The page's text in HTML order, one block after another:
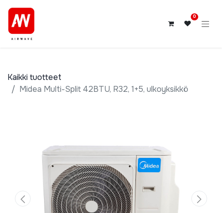
0
Kaikki tuotteet
Midea Multi-Split 42BTU, R32, 1+5, ulkoyksikkö